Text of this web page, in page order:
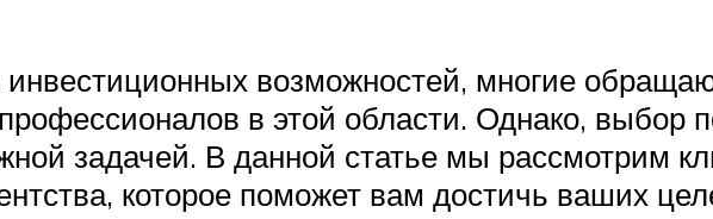
возможностей, многие
в этой области. Однако, выбор
задачей. В данной статье мы рассмотрим
которое поможет вам достичь ваших